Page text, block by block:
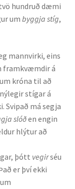
hundruð dæmi
umbyggja stíg,
mannvirki, eins
framkvæmdir á
króna til að
stígar á
má segja
slóðen engin
hlýtur að
þótt vegirséu
er því ekki